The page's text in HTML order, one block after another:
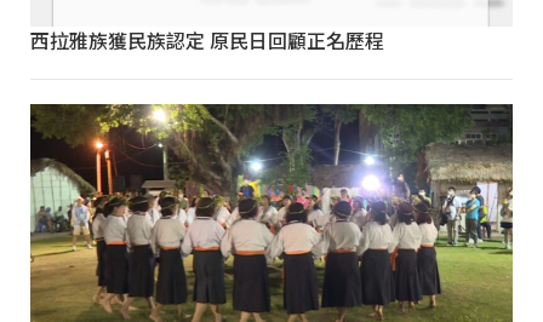
西拉雅族獲民族認定 原民日回顧正名歷程